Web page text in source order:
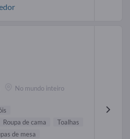
No mundo inteiro
Roupa de cama
Toalhas
de mesa